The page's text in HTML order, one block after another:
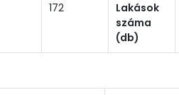
172
Lakások
száma
(db)